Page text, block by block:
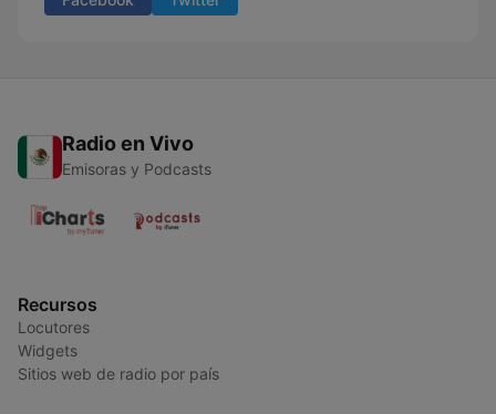
Radio en Vivo
Emisoras y Podcasts
Recursos
Locutores
Widgets
Sitios web de radio por país